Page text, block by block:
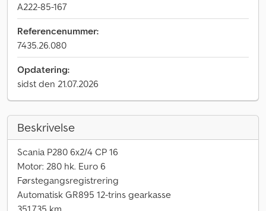
A222-85-167
Referencenummer:
7435.26.080
Opdatering:
sidst den 21.07.2026
Beskrivelse
Scania P280 6x2/4 CP 16
Motor: 280 hk. Euro 6
Førstegangsregistrering
Automatisk GR895 12-trins gearkasse
351.735 km